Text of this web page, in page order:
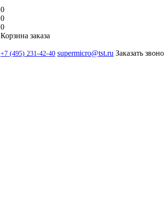
0
0
0
Корзина заказа
+7 (495) 231-42-40 supermicro@tst.ru Заказать